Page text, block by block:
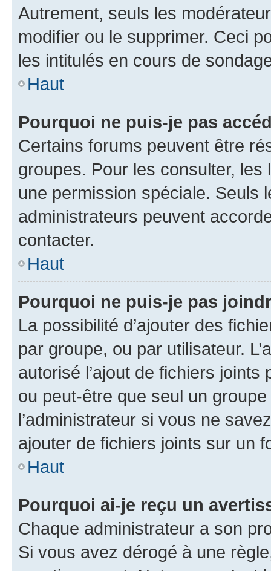
Autrement, seuls les
modifier ou le supprimer. Ceci
les intitulés en cours de
Haut
Pourquoi ne puis-je pas
Certains forums peuvent être
groupes. Pour les consulter,
une permission spéciale. Seuls
administrateurs peuvent
contacter.
Haut
Pourquoi ne puis-je pas
La possibilité d’ajouter des
par groupe, ou par utilisateur.
autorisé l’ajout de fichiers
ou peut-être que seul un
l’administrateur si vous ne
ajouter de fichiers joints sur un
Haut
Pourquoi ai-je reçu un
Chaque administrateur a son
Si vous avez dérogé à une